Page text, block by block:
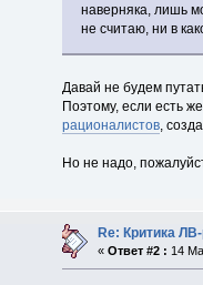
наверняка, лишь
не считаю, ни в
Давай не будем
Поэтому, если есть
рационалистов,
Но не надо,
Re: Критика
«Ответ #2 : 14